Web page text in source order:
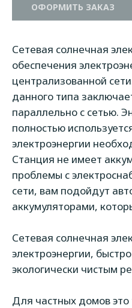
ОФОРМИТЬ ЗАКАЗ
Сетевая солнечная
обеспечения
централизованной
данного типа
параллельно с сетью.
полностью
электроэнергии
Станция не имеет
проблемы с
сети, вам подойдут
аккумуляторами,
Сетевая солнечная
электроэнергии,
экологически чистым
Для частных домов это